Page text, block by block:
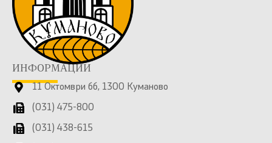
ИНФОРМАЦИИ
11 Октомври бб, 1300 Куманово
(031) 475-800
(031) 438-615